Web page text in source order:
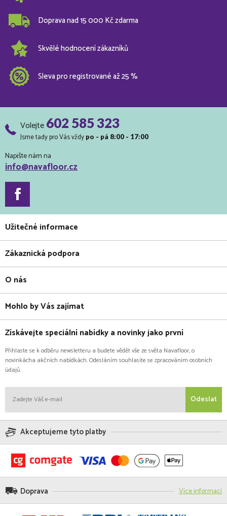
Doprava nad 15 000 Kč zdarma
Skvělé hodnocení zákazníků
Sleva pro registrované až 25 %
Volejte602 585 323
Jsme tady pro Vás vždy po - pá 8:00 - 17:00
Napište nám na
info@navafloor.cz
Užitečné informace
Zákaznická podpora
O nás
Mohlo by Vás zajímat
Získávejte speciální nabídky a novinky jako první
Přihlaste se k odběru newsletteru a budete vědět vše ze světa Navafloor, o
novinkácha akčních nabídkách. Odesláním souhlasíte se zpracováním osobních
údajů.
Odeslat
Akceptujeme tyto platby
Doprava Více informací